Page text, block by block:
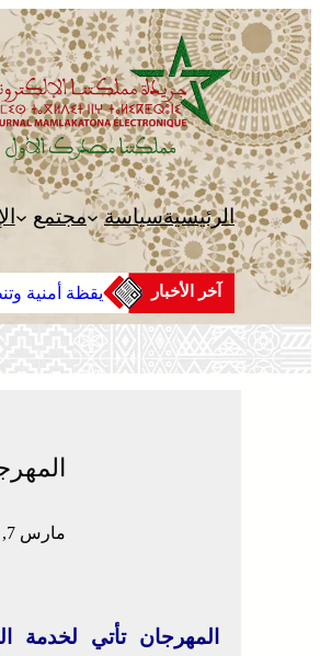
تخطى
إلى
المحتوى
الرئيسيةسياسة مجتمع
آخر الأخبار يقظة أمنية
مارس 7, 2015
المهرجان تأتي لخدمة